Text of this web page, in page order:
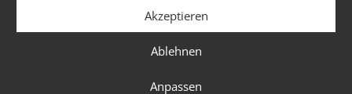
Akzeptieren
Ablehnen
Anpassen
IMPRESSUM